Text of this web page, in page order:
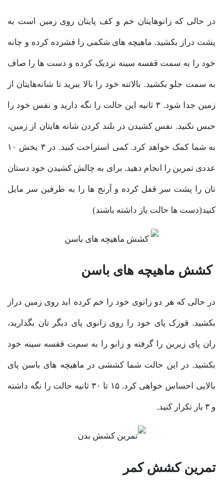
در حالی که زانوهایتان خم و کف پایتان روی زمین است به
پشت دراز بکشید. ماهیچه های شکمی را فشرده کرده و چانه
خود را به سمت قفسه سینه نزدیک کرده و دست ها را صاف
به سمت جلو بکشید. بالاتنه خود را بالا ببرید تا شانه‌هایتان از
زمین جدا شود. ۳ ثانیه این حالت را نگه دارید و نفس خود را
حبس نکنید. نفس کشیدن در بلند کردن شانه هایتان از زمین،
به شما کمک خواهد کرد. کمی استراحت کنید. در ۳ بخش ۱۰
عددی تمرین را انجام دهید. برای به چالش کشیدن خود دستان
تان را پشت سر قفل کرده و آرنج ها را به طرفین سر مایل
کنید(دست ها حالت باز داشته باشند)
کشش ماهیچه های باسن
در حالی که هر دو زانوی خود را خم کرده اید روی زمین دراز
بکشید. قوزک پای خود را روی زانوی پای دیگر تان بگذارید،
ران پای زیرین را گرفته و زانو را به سمت قفسه سینه خود
بکشید. در این حالت شما کششی در ماهیچه های باسن پای
بالایی احساس خواهی کرد. ۱۵ تا ۳۰ ثانیه حالت را نگه داشته
و ۳ بار تکرار کنید.
تمرین کشش کمر